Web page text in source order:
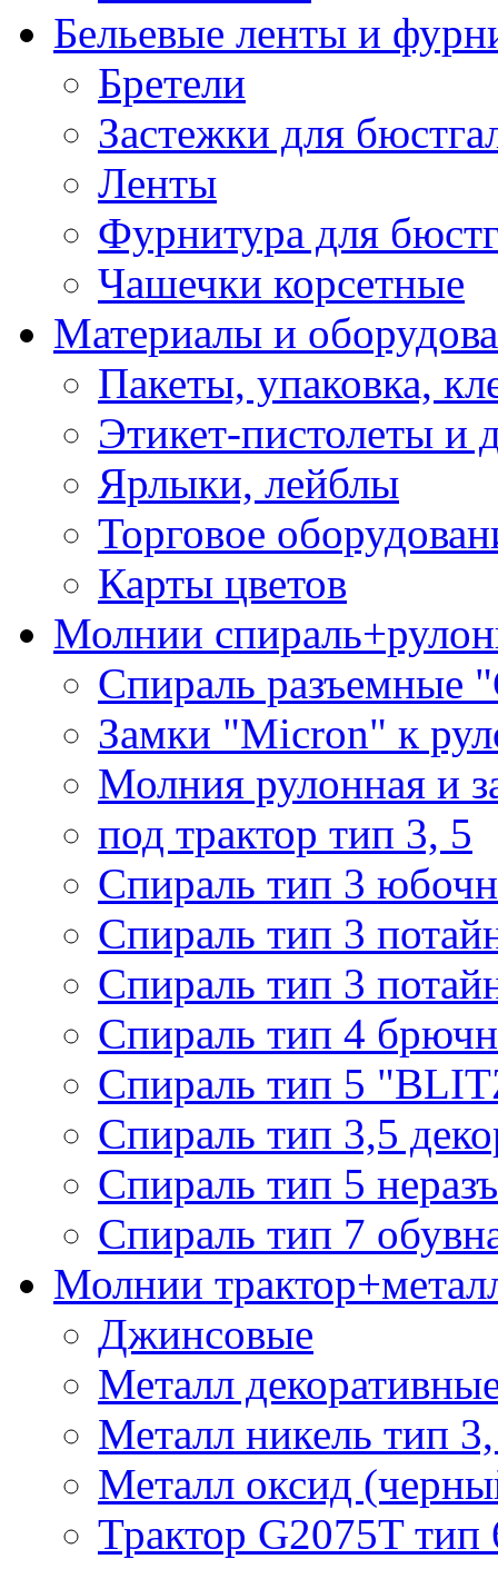
Бельевые ленты и
Бретели
Застежки для
Ленты
Фурнитура для
Чашечки корсетные
Материалы и
Пакеты, упаковка,
Этикет-пистолеты и
Ярлыки, лейблы
Торговое
Карты цветов
Молнии
Спираль разъемные
Замки "Micron" к
Молния рулонная и
под трактор тип 3, 5
Спираль тип 3
Спираль тип 3
Спираль тип 3
Спираль тип 4
Спираль тип 5
Спираль тип 3,5
Спираль тип 5
Спираль тип 7
Молнии
Джинсовые
Металл
Металл никель тип
Металл оксид
Трактор G2075T тип